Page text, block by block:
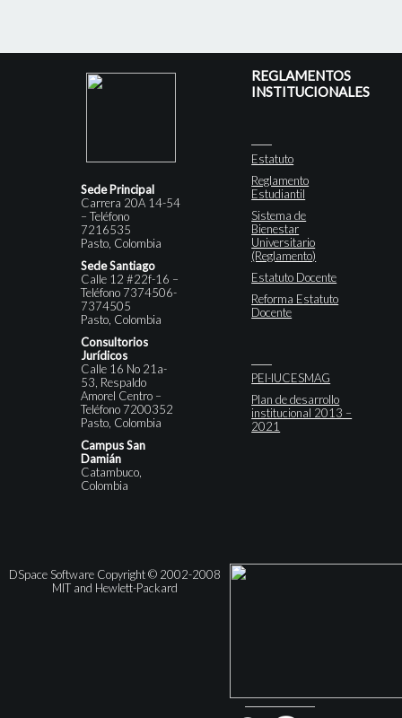
Sede Principal
Carrera 20A 14-54
– Teléfono
7216535
Pasto, Colombia
Sede Santiago
Calle 12 #22f-16 –
Teléfono 7374506-
7374505
Pasto, Colombia
Consultorios
Jurídicos
Calle 16 No 21a-
53, Respaldo
Amorel Centro –
Teléfono 7200352
Pasto, Colombia
Campus San
Damián
Catambuco,
Colombia
REGLAMENTOS
INSTITUCIONALES
Estatuto
Reglamento
Estudiantil
Sistema de
Bienestar
Universitario
(Reglamento)
Estatuto Docente
Reforma Estatuto
Docente
PEI-IUCESMAG
Plan de desarrollo
institucional 2013 –
2021
DSpace Software Copyright © 2002-2008
MIT and Hewlett-Packard